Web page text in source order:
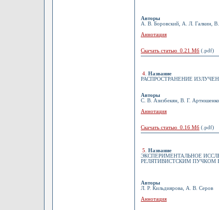
Авторы
А. В. Боровский, А. Л. Галкин,
Аннотация
Скачать статью 0.21 Мб (.pdf)
4 Название
РАСПРОСТРАНЕНИЕ
Авторы
С. В. Азизбекян, В. Г.
Аннотация
Скачать статью 0.16 Мб (.pdf)
5
Название
ЭКСПЕРИМЕНТАЛЬНОЕ
РЕЛЯТИВИСТСКИМ ПУЧКОМ
Авторы
Л. Р. Кильдиярова, А. В. Серов
Аннотация